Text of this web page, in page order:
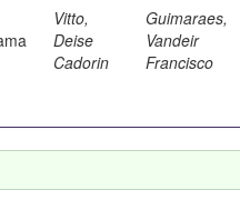
Vitto,
Deise
Cadorin
Guimaraes,
Vandeir
Francisco